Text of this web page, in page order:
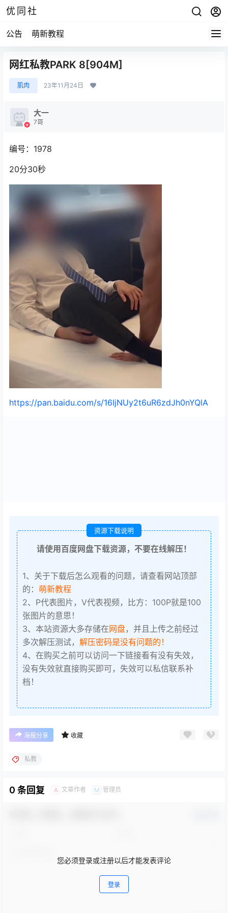
优同社
公告 萌新教程
网红私教PARK 8[904M]
肌肉 23年11月24日
大一
7哥
编号：1978
20分30秒
https://pan.baidu.com/s/16IjNUy2t6uR6zdJh0nYQlA
资源下载说明
请使用百度网盘下载资源，不要在线解压！
1、关于下载后怎么观看的问题，请查看网站顶部
的： 萌新教程
2、P代表图片，V代表视频，比方：100P就是100
张图片的意思！
3、本站资源大多存储在网盘，并且上传之前经过
多次解压测试， 解压密码是没有问题的！
4、在购买之前可以访问一下链接看有没有失效，
没有失效就直接购买即可，失效可以私信联系补
档！
海报分享 收藏
私教
0 条回复 A 文章作者 M 管理员
您必须登录或注册以后才能发表评论
登录